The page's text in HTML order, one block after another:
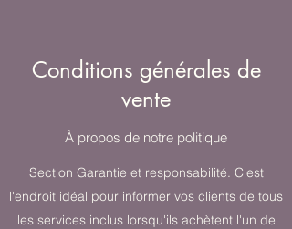
Conditions générales de
vente
À propos de notre politique
Section Garantie et responsabilité. C'est
l'endroit idéal pour informer vos clients de tous
les services inclus lorsqu'ils achètent l'un de